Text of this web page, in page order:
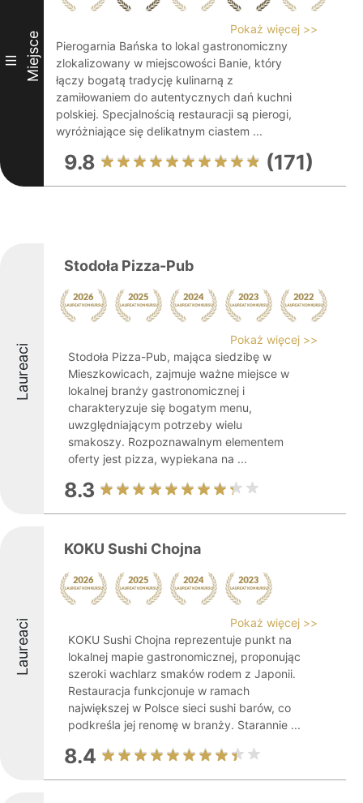
III Miejsce
Pokaż więcej >>
Pierogarnia Bańska to lokal gastronomiczny
zlokalizowany w miejscowości Banie, który
łączy bogatą tradycję kulinarną z
zamiłowaniem do autentycznych dań kuchni
polskiej. Specjalnością restauracji są pierogi,
wyróżniające się delikatnym ciastem ...
9.8 (171)
Laureaci
Stodoła Pizza-Pub
Pokaż więcej >>
Stodoła Pizza-Pub, mająca siedzibę w
Mieszkowicach, zajmuje ważne miejsce w
lokalnej branży gastronomicznej i
charakteryzuje się bogatym menu,
uwzględniającym potrzeby wielu
smakoszy. Rozpoznawalnym elementem
oferty jest pizza, wypiekana na ...
8.3
Laureaci
KOKU Sushi Chojna
Pokaż więcej >>
KOKU Sushi Chojna reprezentuje punkt na
lokalnej mapie gastronomicznej, proponując
szeroki wachlarz smaków rodem z Japonii.
Restauracja funkcjonuje w ramach
największej w Polsce sieci sushi barów, co
podkreśla jej renomę w branży. Starannie ...
8.4